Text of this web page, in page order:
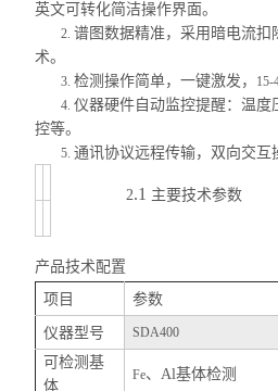
英文可转化简洁操作界面。
2.谱图数据精准，采用暗电流扣
术。
3.检测操作简单，一键激发， 15-
4.仪器硬件自动监控提醒：温
控等。
5.通讯协议远程传输，双向交互
产品技术配置
2.1 主要技术参数
项目 参数
仪器型号 SDA400
可检测基
体
Fe、Al基体检测